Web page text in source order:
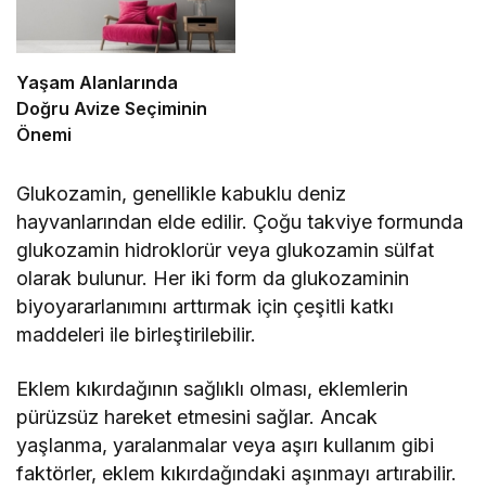
Yaşam Alanlarında
Doğru Avize Seçiminin
Önemi
Glukozamin, genellikle kabuklu deniz
hayvanlarından elde edilir. Çoğu takviye formunda
glukozamin hidroklorür veya glukozamin sülfat
olarak bulunur. Her iki form da glukozaminin
biyoyararlanımını arttırmak için çeşitli katkı
maddeleri ile birleştirilebilir.
Eklem kıkırdağının sağlıklı olması, eklemlerin
pürüzsüz hareket etmesini sağlar. Ancak
yaşlanma, yaralanmalar veya aşırı kullanım gibi
faktörler, eklem kıkırdağındaki aşınmayı artırabilir.